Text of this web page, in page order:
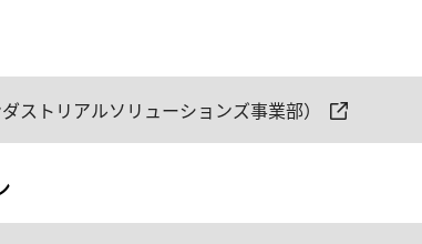
ストリアルソリューションズ事業部）